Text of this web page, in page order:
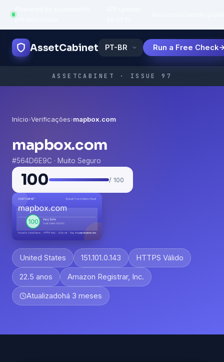
infrastructure
AssetCabinet Run a Free Check
ASSETCABINET · ISSUE 97
Início›Verificações›mapbox.com
mapbox.com
#564D6E9C · Muito Seguro
100 / 100
United States 151.101.0.143 HTTPS Válido
22.5 anos Amazon Registrar, Inc.
Atualizadohá 3 meses